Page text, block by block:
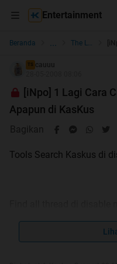
Entertainment
Beranda ... The Lounge
TS cauuu
[iNpo] 1 Lagi Cara
Apapun di KasKus
Bagikan
Tools Search Kaskus di